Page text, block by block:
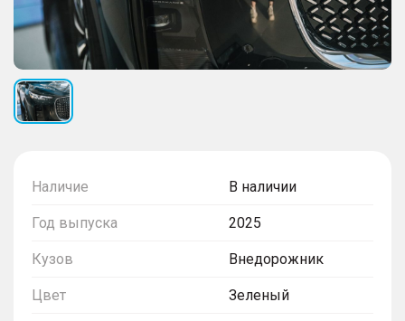
Наличие В наличии
Год выпуска 2025
Кузов Внедорожник
Цвет Зеленый